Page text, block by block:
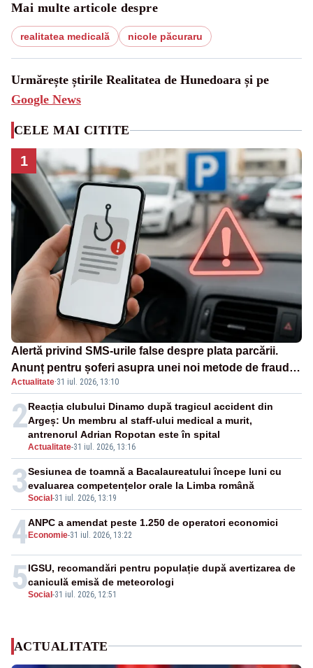
Mai multe articole despre
realitatea medicală nicole păcuraru
Urmărește știrile Realitatea de Hunedoara și pe
Google News
CELE MAI CITITE
1
Alertă privind SMS-urile false despre plata parcării.
Anunț pentru șoferi asupra unei noi metode de fraudă
online
Actualitate·31 iul. 2026, 13:10
2
Actualitate-31 iul. 2026, 13:16
Reacția clubului Dinamo după tragicul accident din
Argeș: Un membru al staff-ului medical a murit,
antrenorul Adrian Ropotan este în spital
3Social-31 iul. 2026, 13:19
Sesiunea de toamnă a Bacalaureatului începe luni cu
evaluarea competențelor orale la Limba română
4Economie-31 iul. 2026, 13:22
ANPC a amendat peste 1.250 de operatori economici
5Social-31 iul. 2026, 12:51
IGSU, recomandări pentru populație după avertizarea de
caniculă emisă de meteorologi
ACTUALITATE